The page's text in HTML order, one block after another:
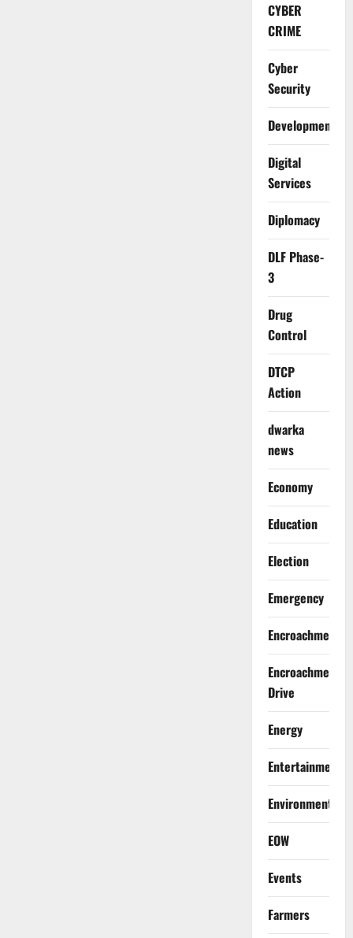
CYBER
CRIME
Cyber
Security
Development
Digital
Services
Diplomacy
DLF Phase-
3
Drug
Control
DTCP
Action
dwarka
news
Economy
Education
Election
Emergency
Encroachment
Encroachment
Drive
Energy
Entertainment
Environment
EOW
Events
Farmers